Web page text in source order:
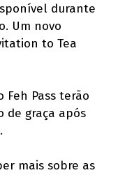
durante
Um novo
to Tea
Feh Pass terão
de graça após
mais sobre as